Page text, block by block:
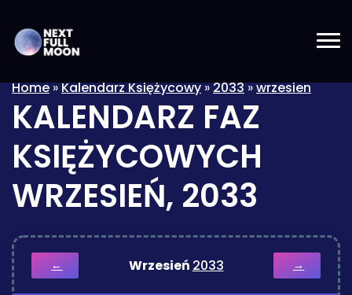
Home»Kalendarz Księżycowy»2033»wrzesien
KALENDARZ FAZ
KSIĘŻYCOWYCH
WRZESIEŃ, 2033
← Wrzesień 2033 →